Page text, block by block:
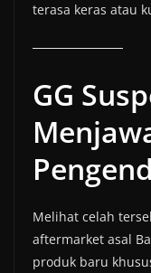
terasa keras atau
GG
Melihat celah
aftermarket asal
produk baru